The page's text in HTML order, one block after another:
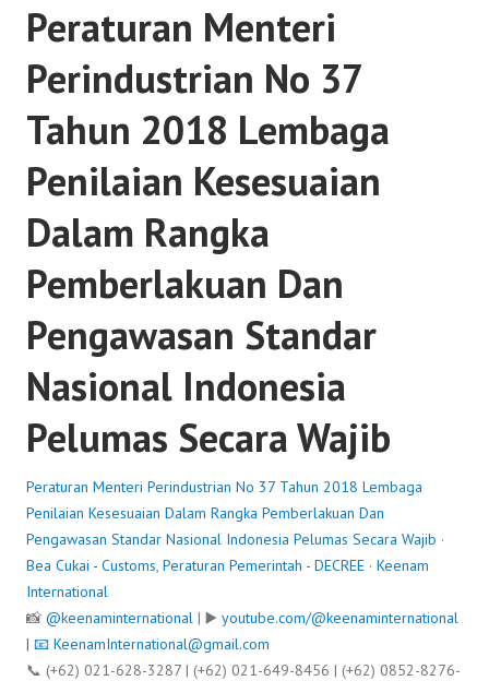
Peraturan Menteri
Perindustrian No 37
Tahun 2018 Lembaga
Penilaian Kesesuaian
Dalam Rangka
Pemberlakuan Dan
Pengawasan Standar
Nasional Indonesia
Pelumas Secara Wajib
Peraturan Menteri Perindustrian No 37 Tahun 2018 Lembaga
Penilaian Kesesuaian Dalam Rangka Pemberlakuan Dan
Pengawasan Standar Nasional Indonesia Pelumas Secara Wajib ·
Bea Cukai - Customs, Peraturan Pemerintah - DECREE · Keenam
International
📸 @keenaminternational | ▶️ youtube.com/@keenaminternational
| 📧 KeenamInternational@gmail.com
📞 (+62) 021-628-3287 | (+62) 021-649-8456 | (+62) 0852-8276-